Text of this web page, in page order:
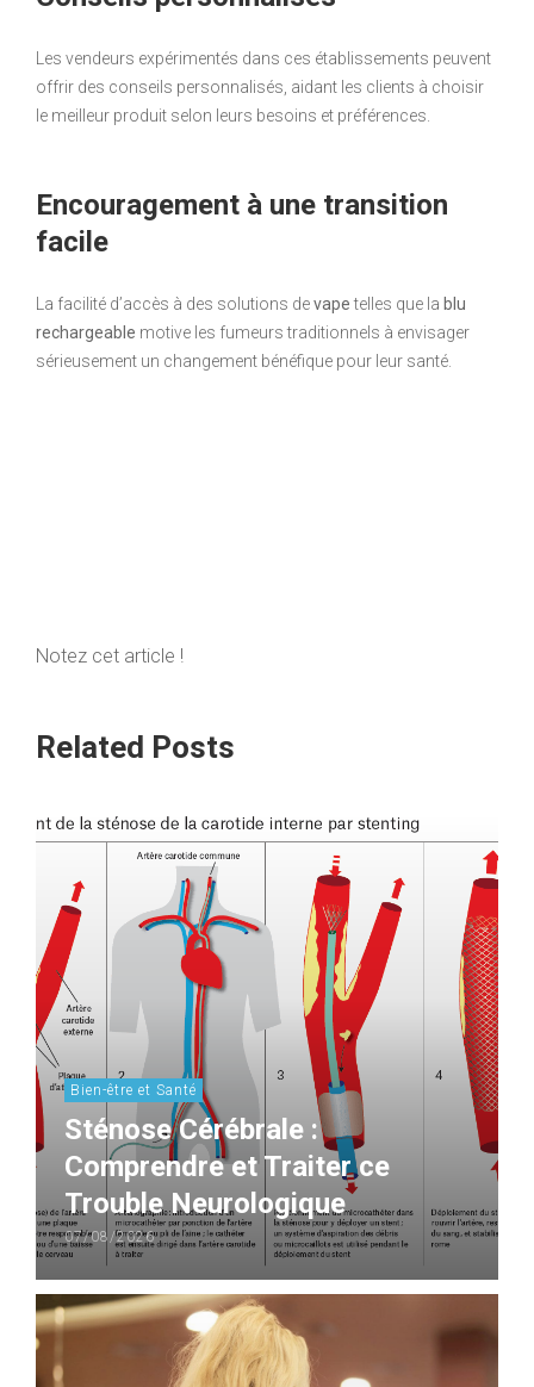
Les vendeurs expérimentés dans ces établissements peuvent
offrir des conseils personnalisés, aidant les clients à choisir
le meilleur produit selon leurs besoins et préférences.
Encouragement à une transition
facile
La facilité d’accès à des solutions devapetelles que la blu
rechargeable motive les fumeurs traditionnels à envisager
sérieusement un changement bénéfique pour leur santé.
Notez cet article !
Related Posts
Bien-être et Santé
Sténose Cérébrale :
Comprendre et Traiter ce
Trouble Neurologique
07/08/2026